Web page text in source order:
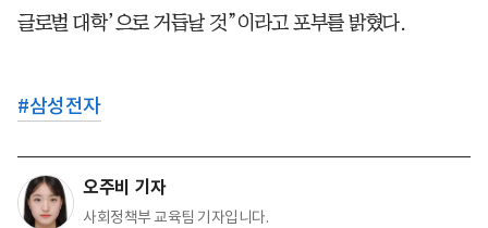
글로벌 대학’으로 거듭날 것”이라고 포부를 밝혔다.
#삼성전자
오주비 기자
사회정책부 교육팀 기자입니다.